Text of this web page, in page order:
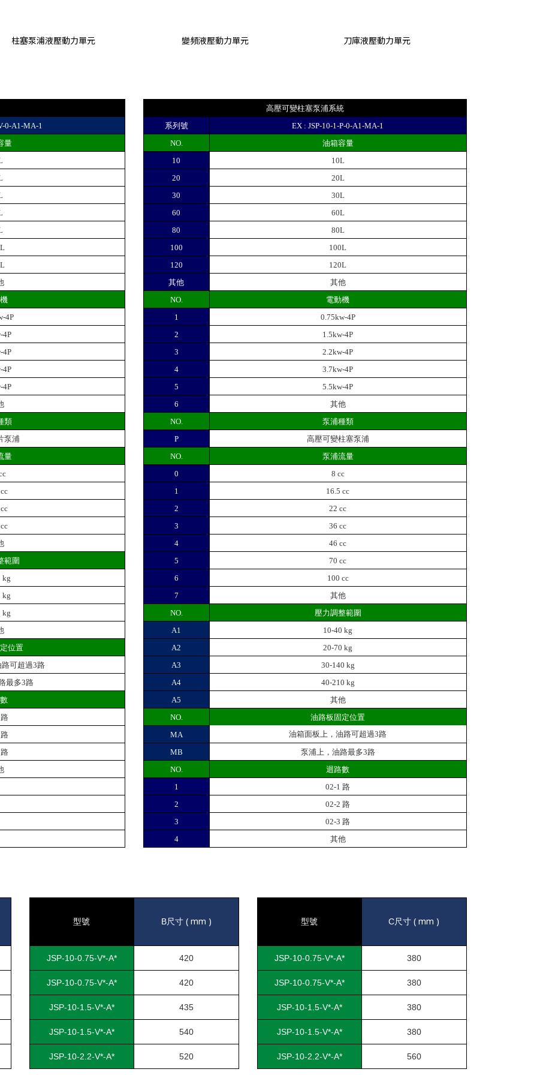
柱塞泵浦液壓動力單元 變頻液壓動力單元 刀庫液壓動力單元
0-A1-MA-1
量
4P
4P
4P
4P
4P
類
泵浦
量
範圍
kg
kg
kg
位置
可超過3路
最多3路
高壓可變柱塞泵浦系統
系列號
EX : JSP-10-1-P-0-A1-MA-1
NO.
油箱容量
10
10L
20
20L
30
30L
60
60L
80
80L
100
100L
120
120L
其他
其他
NO.
電動機
1
0.75kw-4P
2
1.5kw-4P
3
2.2kw-4P
4
3.7kw-4P
5
5.5kw-4P
6
其他
NO.
泵浦種類
P
高壓可變柱塞泵浦
NO.
泵浦流量
0
8 cc
1
16.5 cc
2
22 cc
3
36 cc
4
46 cc
5
70 cc
6
100 cc
7
其他
NO.
壓力調整範圍
A1
10-40 kg
A2
20-70 kg
A3
30-140 kg
A4
40-210 kg
A5
其他
NO.
油路板固定位置
MA
油箱面板上，油路可超過3路
MB
泵浦上，油路最多3路
NO.
迴路數
1
02-1 路
2
02-2 路
3
02-3 路
4
其他
型號 B尺寸( mm )
JSP-10-0.75-V*-A* 420
JSP-10-0.75-V*-A* 420
JSP-10-1.5-V*-A* 435
JSP-10-1.5-V*-A* 540
JSP-10-2.2-V*-A* 520
型號 C尺寸 ( mm )
JSP-10-0.75-V*-A* 380
JSP-10-0.75-V*-A* 380
JSP-10-1.5-V*-A* 380
JSP-10-1.5-V*-A* 380
JSP-10-2.2-V*-A* 560